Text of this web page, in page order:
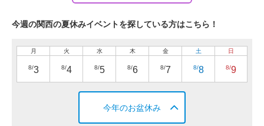
今週の関西の夏休みイベントを探している方はこちら！
月
8/3
火
8/4
水
8/5
木
8/6
金
8/7
土
8/8
日
8/9
今年のお盆休み